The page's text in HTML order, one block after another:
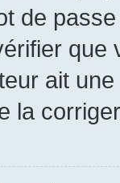
de
ait
la